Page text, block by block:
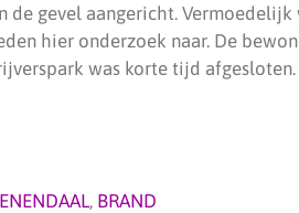
de gevel aangericht.
hier onderzoek naar. De
was korte tijd afgesloten.
, BRAND